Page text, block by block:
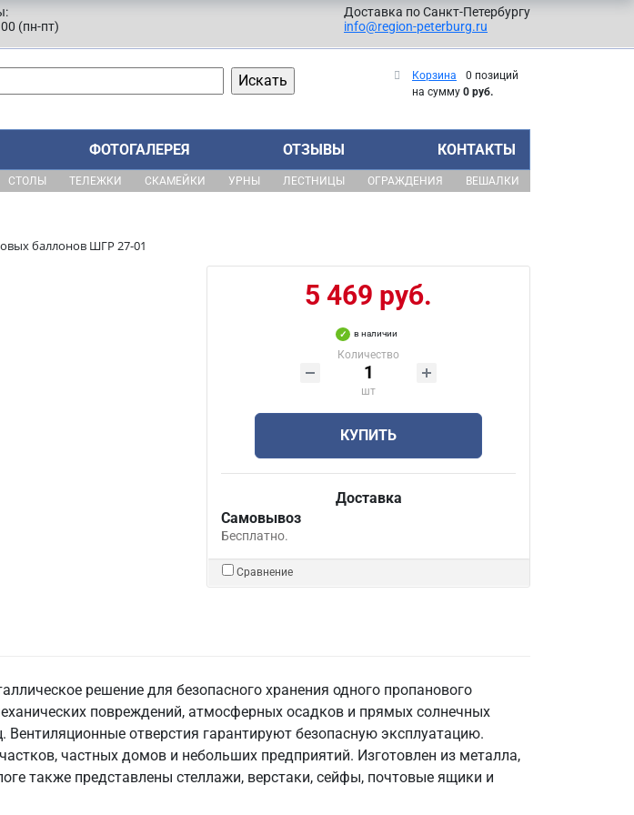
(пн-пт)
Доставка по Санкт-Петербургу
info@region-peterburg.ru
Корзина
0 позиций
на сумму 0 руб.
ФОТОГАЛЕРЕЯ ОТЗЫВЫ КОНТАКТЫ
СТОЛЫ ТЕЛЕЖКИ СКАМЕЙКИ УРНЫ ЛЕСТНИЦЫ ОГРАЖДЕНИЯ ВЕШАЛКИ
баллонов ШГР 27-01
5 469 руб.
в наличии
Количество
шт
КУПИТЬ
Доставка
Самовывоз
Бесплатно.
Сравнение
решение для безопасного хранения одного пропанового
повреждений, атмосферных осадков и прямых солнечных
отверстия гарантируют безопасную эксплуатацию.
частных домов и небольших предприятий. Изготовлен из металла,
также представлены стеллажи, верстаки, сейфы, почтовые ящики и